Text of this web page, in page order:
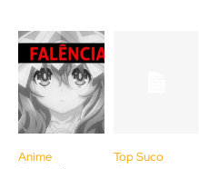
Anime Top Suco